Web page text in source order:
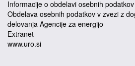
Informacije o obdelavi osebnih podatkov
Obdelava osebnih podatkov v zvezi z
delovanja Agencije za energijo
Extranet
www.uro.si